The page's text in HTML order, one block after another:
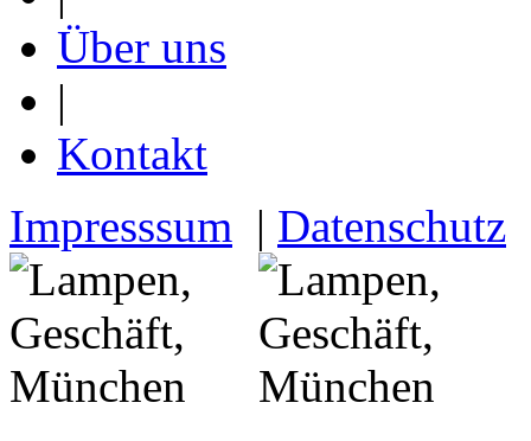
Über uns
|
Kontakt
Impresssum | Datenschutz